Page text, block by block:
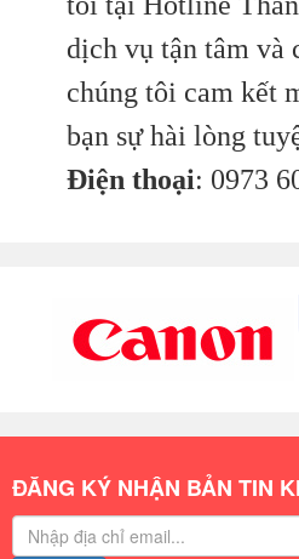
dịch vụ tận tâm và
chúng tôi cam kết
bạn sự hài lòng
Điện thoại: 0973
ĐĂNG KÝ NHẬN BẢN TIN